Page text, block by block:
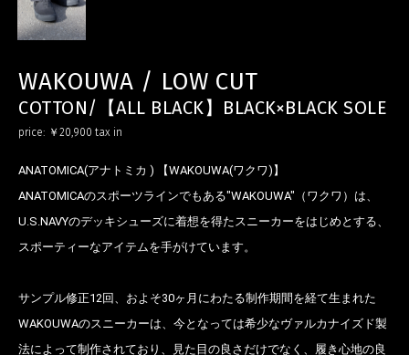
WAKOUWA / LOW CUT
COTTON/【ALL BLACK】BLACK×BLACK SOLE
price: ￥20,900 tax in
ANATOMICA(アナトミカ ) 【WAKOUWA(ワクワ)】
ANATOMICAのスポーツラインでもある"WAKOUWA"（ワクワ）は、
U.S.NAVYのデッキシューズに着想を得たスニーカーをはじめとする、
スポーティーなアイテムを手がけています。
サンプル修正12回、およそ30ヶ月にわたる制作期間を経て生まれた
WAKOUWAのスニーカーは、今となっては希少なヴァルカナイズド製
法によって制作されており、見た目の良さだけでなく、履き心地の良
お買い物を続ける